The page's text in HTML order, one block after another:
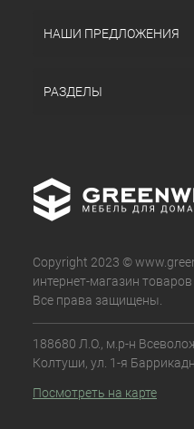
НАШИ ПРЕДЛОЖЕНИЯ
РАЗДЕЛЫ
Copyright 2023 ©
интернет-магазин
Все права защищены.
188680 Л.О., м.р-н
Колтуши, ул. 1-я
Посмотреть на карте